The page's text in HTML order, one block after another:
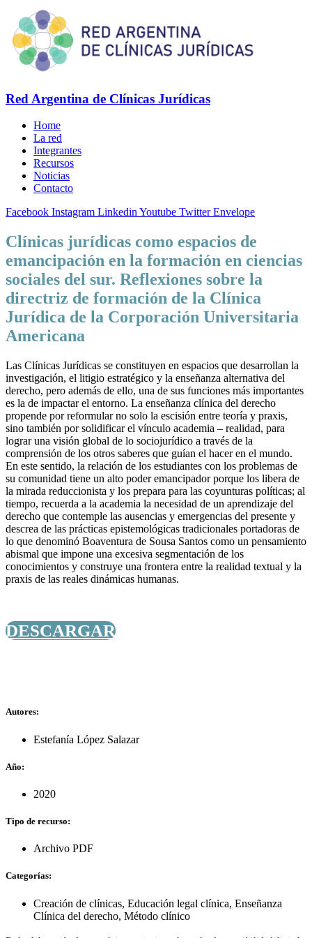
Red Argentina de Clínicas Jurídicas
Home
La red
Integrantes
Recursos
Noticias
Contacto
Facebook Instagram LinkedinYoutube Twitter Envelope
Clínicas jurídicas como espacios de
emancipación en la formación en ciencias
sociales del sur. Reflexiones sobre la
directriz de formación de la Clínica
Jurídica de la Corporación Universitaria
Americana
Las Clínicas Jurídicas se constituyen en espacios que desarrollan la
investigación, el litigio estratégico y la enseñanza alternativa del
derecho, pero además de ello, una de sus funciones más importantes
es la de impactar el entorno. La enseñanza clínica del derecho
propende por reformular no solo la escisión entre teoría y praxis,
sino también por solidificar el vínculo academia – realidad, para
lograr una visión global de lo sociojurídico a través de la
comprensión de los otros saberes que guían el hacer en el mundo.
En este sentido, la relación de los estudiantes con los problemas de
su comunidad tiene un alto poder emancipador porque los libera de
la mirada reduccionista y los prepara para las coyunturas políticas; al
tiempo, recuerda a la academia la necesidad de un aprendizaje del
derecho que contemple las ausencias y emergencias del presente y
descrea de las prácticas epistemológicas tradicionales portadoras de
lo que denominó Boaventura de Sousa Santos como un pensamiento
abismal que impone una excesiva segmentación de los
conocimientos y construye una frontera entre la realidad textual y la
praxis de las reales dinámicas humanas.
DESCARGAR
Autores:
Estefanía López Salazar
Año:
2020
Tipo de recurso:
Archivo PDF
Categorías:
Creación de clínicas, Educación legal clínica, Enseñanza
Clínica del derecho, Método clínico